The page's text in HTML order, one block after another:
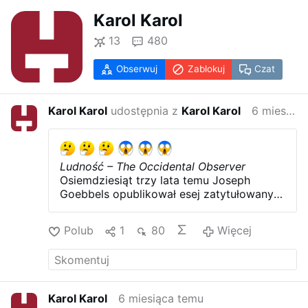
Karol Karol
13 480
Obserwuj Zablokuj Czat
Karol Karol udostępnia z Karol Karol 6 miesiąca temu
Ludność – The Occidental Observer
Osiemdziesiąt trzy lata temu Joseph
Goebbels opublikował esej zatytułowany
Jak większość jego esejów, był wnikliwy i
proroczy. Dotyczyła oczywiście kryzysu
chwili: mianowicie wojny przeciwko
Niemcom, odrodzonego judeo-
w obliczu powiązanego, ale innego
Polub 1 80 Więcej
Karol Karol 6 miesiąca temu